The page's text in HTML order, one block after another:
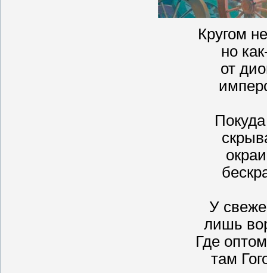
Кругом
но
от
У
лишь
Где
там